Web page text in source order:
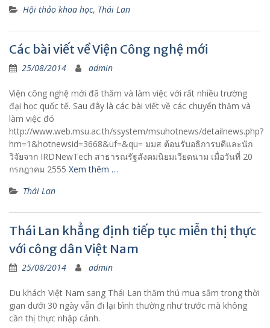
Hội thảo khoa học, Thái Lan
Các bài viết về Viện Công nghệ mới
25/08/2014 admin
Viện công nghệ mới đã thăm và làm việc với rất nhiều trường
đại học quốc tế. Sau đây là các bài viết về các chuyến thăm và
làm việc đó
http://www.web.msu.ac.th/ssystem/msuhotnews/detailnews.php?
hm=1&hotnewsid=3668&uf=&qu= มมส ต้อนรับอธิการบดีและนัก
วิจัยจาก IRDNewTech สาธารณรัฐสังคมนิยมเวียดนาม เมื่อวันที่ 20
กรกฎาคม 2555 Xem thêm …
Thái Lan
Thái Lan khẳng định tiếp tục miễn thị thực
với công dân Việt Nam
25/08/2014 admin
Du khách Việt Nam sang Thái Lan thăm thú mua sắm trong thời
gian dưới 30 ngày vẫn đi lại bình thường như trước mà không
cần thị thực nhập cảnh.